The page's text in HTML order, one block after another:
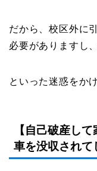
だから、校区外に
必要がありますし
といった迷惑をか
【自己破産し
車を没収されて